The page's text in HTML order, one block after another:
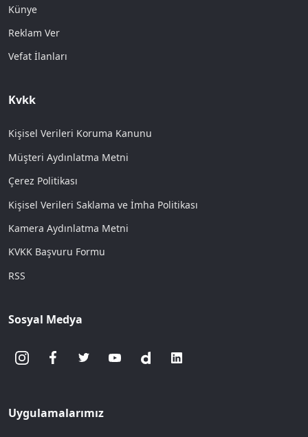
Künye
Reklam Ver
Vefat İlanları
Kvkk
Kişisel Verileri Koruma Kanunu
Müşteri Aydınlatma Metni
Çerez Politikası
Kişisel Verileri Saklama ve İmha Politikası
Kamera Aydınlatma Metni
KVKK Başvuru Formu
RSS
Sosyal Medya
Uygulamalarımız